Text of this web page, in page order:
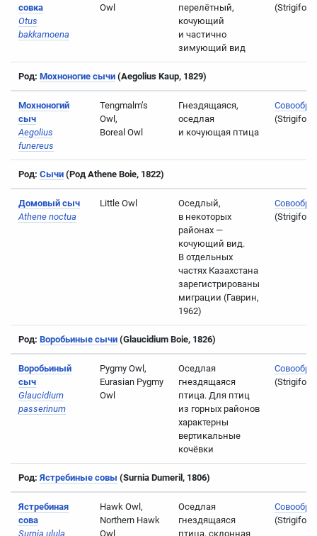
совка
Otus
bakkamoena
Owl
перелётный,
кочующий
и частично
зимующий вид
Род: Мохноногие сычи(Aegolius Kaup, 1829)
Мохноногий
сыч
Aegolius
funereus
Tengmalm’s
Owl,
Boreal Owl
Гнездящаяся,
оседлая
и кочующая птица
Род: Сычи(Род Athene Boie, 1822)
Домовый сыч
Athene noctua
Little Owl
Оседлый,
в некоторых
районах —
кочующий вид.
В отдельных
частях Казахстана
зарегистрированы
миграции (Гаврин,
1962)
Род: Воробьиные сычи(Glaucidium Boie, 1826)
Воробьиный
сыч
Glaucidium
passerinum
Pygmy Owl,
Eurasian Pygmy
Owl
Оседлая
гнездящаяся
птица. Для птиц
из горных районов
характерны
вертикальные
кочёвки
Род: Ястребиные совы (Surnia Dumeril, 1806)
Ястребиная
сова
Surnia ulula
Hawk Owl,
Northern Hawk
Owl
Оседлая
гнездящаяся
птица, склонная